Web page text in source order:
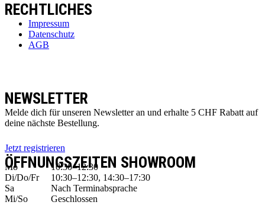
RECHTLICHES
Impressum
Datenschutz
AGB
NEWSLETTER
Melde dich für unseren Newsletter an und erhalte 5 CHF Rabatt auf
deine nächste Bestellung.
Jetzt registrieren
ÖFFNUNGSZEITEN SHOWROOM
Mo
10:30–12:30
Di/Do/Fr
10:30–12:30, 14:30–17:30
Sa
Nach Terminabsprache
Mi/So
Geschlossen